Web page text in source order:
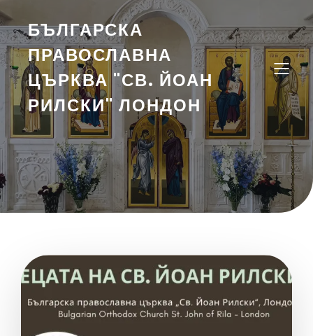
БЪЛГАРСКА
ПРАВОСЛАВНА
ЦЪРКВА "СВ. ЙОАН
РИЛСКИ" ЛОНДОН